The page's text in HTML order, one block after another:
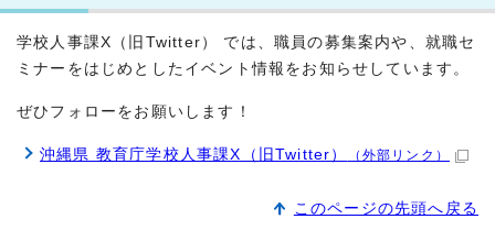
学校人事課X（旧Twitter） では、職員の募集案内や、就職セ
ミナーをはじめとしたイベント情報をお知らせしています。
ぜひフォローをお願いします！
沖縄県 教育庁学校人事課X（旧Twitter） （外部リンク）
このページの先頭へ戻る